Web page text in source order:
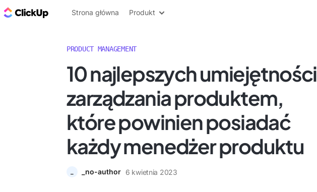
ClickUp Blog
Strona główna Produkt
PRODUCT MANAGEMENT
10 najlepszych umiejętności
zarządzania produktem,
które powinien posiadać
każdy menedżer produktu
_no-author 6 kwietnia 2023